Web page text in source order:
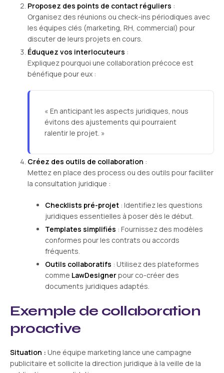
Proposez des points de contact réguliers :
Organisez des réunions ou check-ins périodiques avec
les équipes clés (marketing, RH, commercial) pour
discuter de leurs projets en cours.
Éduquez vos interlocuteurs :
Expliquez pourquoi une collaboration précoce est
bénéfique pour eux :
« En anticipant les aspects juridiques, nous
évitons des ajustements qui pourraient
ralentir le projet. »
Créez des outils de collaboration :
Mettez en place des process ou des outils pour faciliter
la consultation juridique :
Checklists pré-projet : Identifiez les questions
juridiques essentielles à poser dès le début.
Templates simplifiés : Fournissez des modèles
conformes pour les contrats ou accords
fréquents.
Outils collaboratifs : Utilisez des plateformes
comme LawDesignerpour co-créer des
documents juridiques adaptés.
Exemple de collaboration
proactive
Situation : Une équipe marketing lance une campagne
publicitaire et sollicite la direction juridique à la veille de la